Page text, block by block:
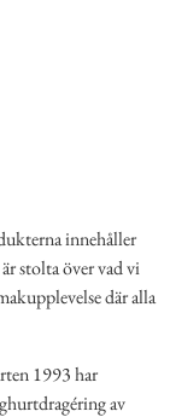
innehåller
stolta över vad vi
där alla
1993 har
av